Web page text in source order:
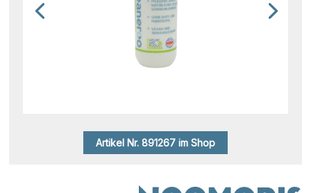
Artikel Nr. 891267 im Shop